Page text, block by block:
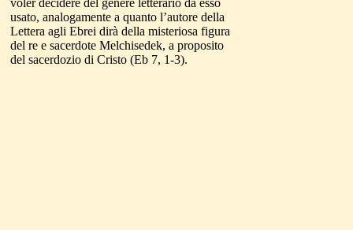
voler decidere del genere letterario da esso
usato, analogamente a quanto l’autore della
Lettera agli Ebrei dirà della misteriosa figura
del re e sacerdote Melchisedek, a proposito
del sacerdozio di Cristo (Eb 7, 1-3).